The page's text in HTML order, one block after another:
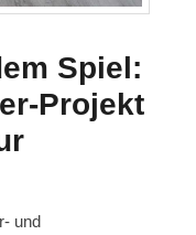
Spiel:
Projekt
und